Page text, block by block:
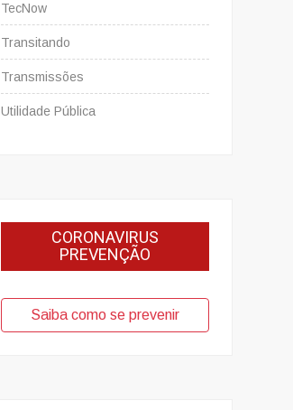
TecNow
Transitando
Transmissões
Utilidade Pública
CORONAVIRUS
PREVENÇÃO
Saiba como se prevenir